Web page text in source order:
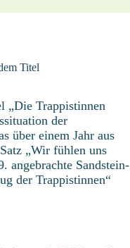
Titel
„Die Trappistinnen
der
über einem Jahr aus
„Wir fühlen uns
angebrachte Sandstein-
der Trappistinnen“